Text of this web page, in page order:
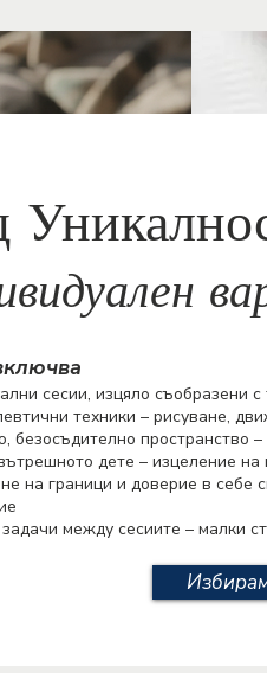
сесии, изцяло съобразени
техники – рисуване,
безосъдително
дете – изцеление
на граници и доверие в себе
между сесиите – малки